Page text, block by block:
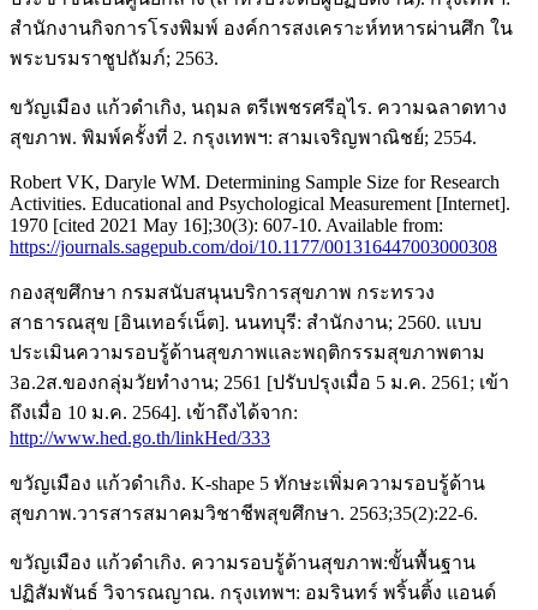
สำนักงานกิจการโรงพิมพ์ องค์การสงเคราะห์ทหารผ่านศึก ใน
พระบรมราชูปถัมภ์; 2563.
ขวัญเมือง แก้วดำเกิง, นฤมล ตรีเพชรศรีอุไร. ความฉลาดทาง
สุขภาพ. พิมพ์ครั้งที่ 2. กรุงเทพฯ: สามเจริญพาณิชย์; 2554.
Robert VK, Daryle WM. Determining Sample Size for Research
Activities. Educational and Psychological Measurement [Internet].
1970 [cited 2021 May 16];30(3): 607-10. Available from:
https://journals.sagepub.com/doi/10.1177/001316447003000308
กองสุขศึกษา กรมสนับสนุนบริการสุขภาพ กระทรวง
สาธารณสุข [อินเทอร์เน็ต]. นนทบุรี: สำนักงาน; 2560. แบบ
ประเมินความรอบรู้ด้านสุขภาพและพฤติกรรมสุขภาพตาม
3อ.2ส.ของกลุ่มวัยทำงาน; 2561 [ปรับปรุงเมื่อ 5 ม.ค. 2561; เข้า
ถึงเมื่อ 10 ม.ค. 2564]. เข้าถึงได้จาก:
http://www.hed.go.th/linkHed/333
ขวัญเมือง แก้วดำเกิง. K-shape 5 ทักษะเพิ่มความรอบรู้ด้าน
สุขภาพ.วารสารสมาคมวิชาชีพสุขศึกษา. 2563;35(2):22-6.
ขวัญเมือง แก้วดำเกิง. ความรอบรู้ด้านสุขภาพ:ขั้นพื้นฐาน
ปฏิสัมพันธ์ วิจารณญาณ. กรุงเทพฯ: อมรินทร์ พริ้นติ้ง แอนด์